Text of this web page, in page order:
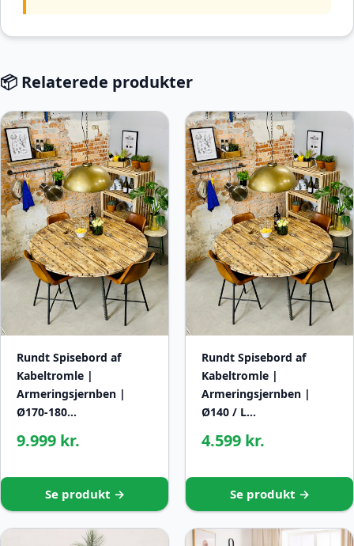
📦 Relaterede produkter
Rundt Spisebord af
Kabeltromle |
Armeringsjernben |
Ø170-180…
9.999 kr.
Se produkt →
Rundt Spisebord af
Kabeltromle |
Armeringsjernben |
Ø140 / L…
4.599 kr.
Se produkt →